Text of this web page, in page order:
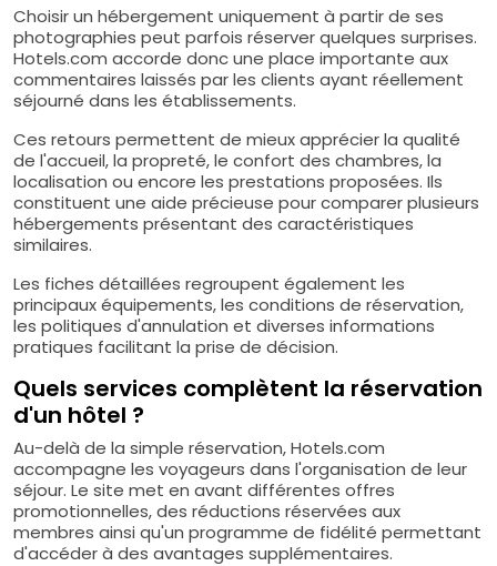
Choisir un hébergement uniquement à partir de ses
photographies peut parfois réserver quelques surprises.
Hotels.com accorde donc une place importante aux
commentaires laissés par les clients ayant réellement
séjourné dans les établissements.
Ces retours permettent de mieux apprécier la qualité
de l'accueil, la propreté, le confort des chambres, la
localisation ou encore les prestations proposées. Ils
constituent une aide précieuse pour comparer plusieurs
hébergements présentant des caractéristiques
similaires.
Les fiches détaillées regroupent également les
principaux équipements, les conditions de réservation,
les politiques d'annulation et diverses informations
pratiques facilitant la prise de décision.
Quels services complètent la réservation
d'un hôtel ?
Au-delà de la simple réservation, Hotels.com
accompagne les voyageurs dans l'organisation de leur
séjour. Le site met en avant différentes offres
promotionnelles, des réductions réservées aux
membres ainsi qu'un programme de fidélité permettant
d'accéder à des avantages supplémentaires.